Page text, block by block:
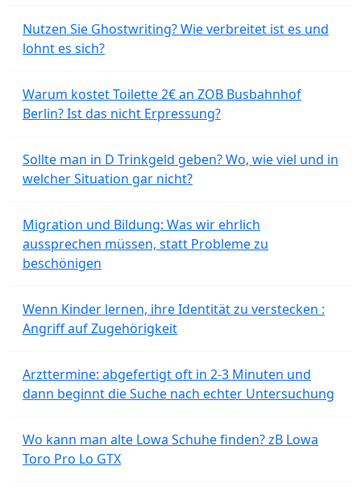
Nutzen Sie Ghostwriting? Wie verbreitet ist es und
lohnt es sich?
Warum kostet Toilette 2€ an ZOB Busbahnhof
Berlin? Ist das nicht Erpressung?
Sollte man in D Trinkgeld geben? Wo, wie viel und in
welcher Situation gar nicht?
Migration und Bildung: Was wir ehrlich
aussprechen müssen, statt Probleme zu
beschönigen
Wenn Kinder lernen, ihre Identität zu verstecken :
Angriff auf Zugehörigkeit
Arzttermine: abgefertigt oft in 2-3 Minuten und
dann beginnt die Suche nach echter Untersuchung
Wo kann man alte Lowa Schuhe finden? zB Lowa
Toro Pro Lo GTX